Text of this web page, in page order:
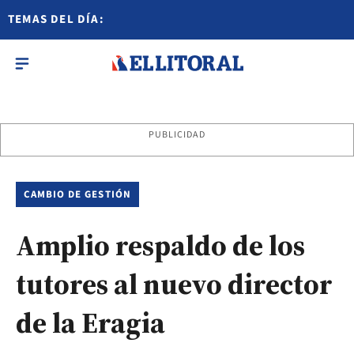
TEMAS DEL DÍA:
PUBLICIDAD
CAMBIO DE GESTIÓN
Amplio respaldo de los
tutores al nuevo director
de la Eragia